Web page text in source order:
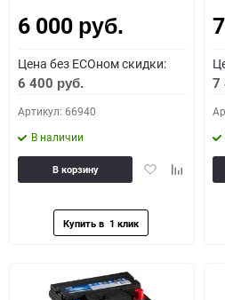
6 000 руб.
Цена без ECOном скидки:
6 400 руб.
Артикул: 66940
В наличии
ДобавитьДобавить
В корзину
7